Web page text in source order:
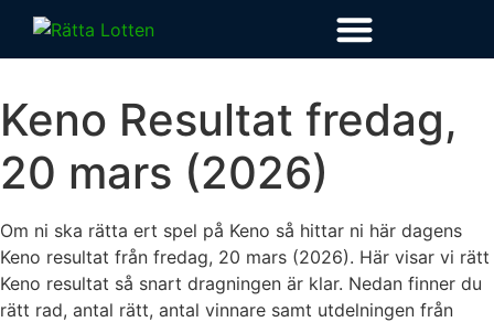
Keno Resultat fredag,
20 mars (2026)
Om ni ska rätta ert spel på Keno så hittar ni här dagens
Keno resultat från fredag, 20 mars (2026). Här visar vi rätt
Keno resultat så snart dragningen är klar. Nedan finner du
rätt rad, antal rätt, antal vinnare samt utdelningen från